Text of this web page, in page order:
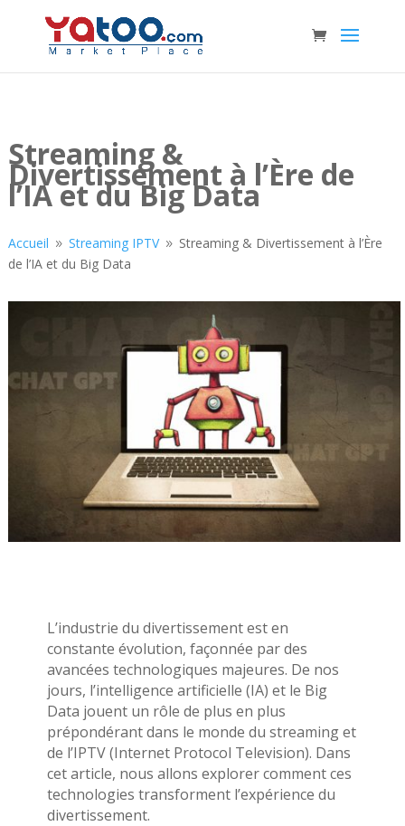
Streaming &
Divertissement à l’Ère de
l’IA et du Big Data
Accueil 9 Streaming IPTV 9 Streaming & Divertissement à l’Ère
de l’IA et du Big Data
L’industrie du divertissement est en
constante évolution, façonnée par des
avancées technologiques majeures. De nos
jours, l’intelligence artificielle (IA) et le Big
Data jouent un rôle de plus en plus
prépondérant dans le monde du streaming et
de l’IPTV (Internet Protocol Television). Dans
cet article, nous allons explorer comment ces
technologies transforment l’expérience du
divertissement.